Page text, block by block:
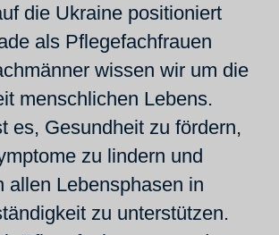
die Ukraine positioniert
als Pflegefachfrauen
wissen wir um die
menschlichen Lebens.
es, Gesundheit zu fördern,
zu lindern und
allen Lebensphasen in
zu unterstützen.